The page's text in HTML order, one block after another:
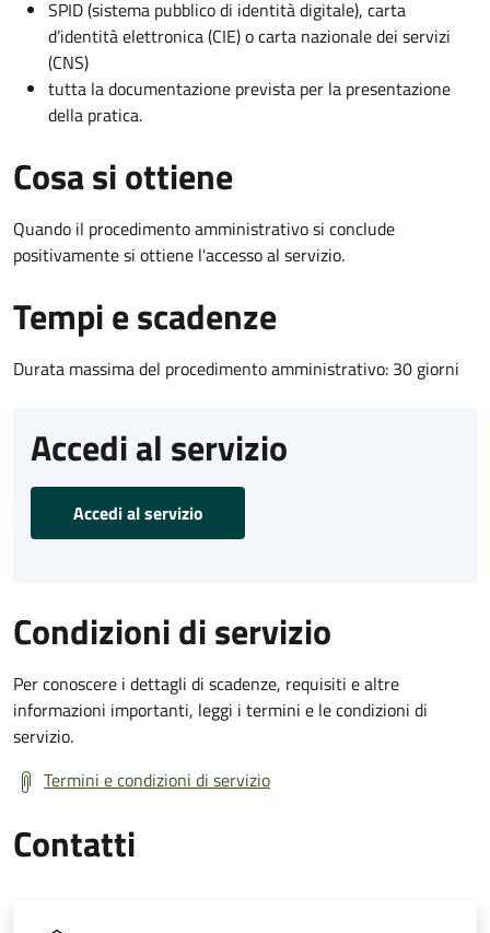
SPID (sistema pubblico di identità digitale), carta
d’identità elettronica (CIE) o carta nazionale dei servizi
(CNS)
tutta la documentazione prevista per la presentazione
della pratica.
Cosa si ottiene
Quando il procedimento amministrativo si conclude
positivamente si ottiene l'accesso al servizio.
Tempi e scadenze
Durata massima del procedimento amministrativo: 30 giorni
Accedi al servizio
Accedi al servizio
Condizioni di servizio
Per conoscere i dettagli di scadenze, requisiti e altre
informazioni importanti, leggi i termini e le condizioni di
servizio.
Termini e condizioni di servizio
Contatti